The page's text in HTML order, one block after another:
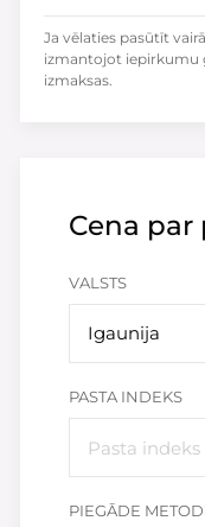
Cena par
VALSTS
Igaunija
PASTA INDEKS
PIEGĀDE
Ja vēlaties pasūtīt
izmantojot iepirkumu
izmaksas.